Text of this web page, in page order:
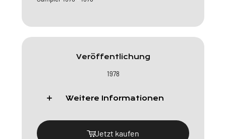
Veröffentlichung
1978
Weitere Informationen
Jetzt kaufen